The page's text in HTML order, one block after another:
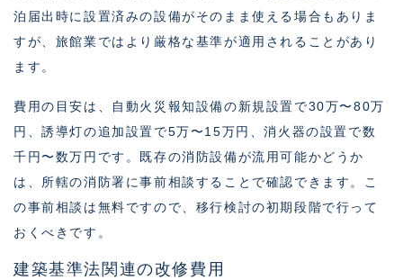
泊届出時に設置済みの設備がそのまま使える場合もありま
すが、旅館業ではより厳格な基準が適用されることがあり
ます。
費用の目安は、自動火災報知設備の新規設置で30万〜80万
円、誘導灯の追加設置で5万〜15万円、消火器の設置で数
千円〜数万円です。既存の消防設備が流用可能かどうか
は、所轄の消防署に事前相談することで確認できます。こ
の事前相談は無料ですので、移行検討の初期段階で行って
おくべきです。
建築基準法関連の改修費用